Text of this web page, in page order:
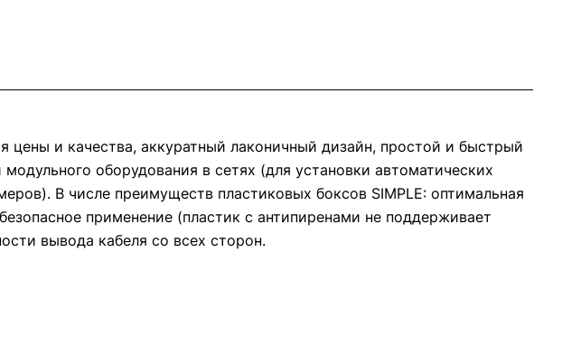
цены и качества, аккуратный лаконичный дизайн, простой и быстрый
оборудования в сетях (для установки автоматических
В числе преимуществ пластиковых боксов SIMPLE: оптимальная
применение (пластик с антипиренами не поддерживает
вывода кабеля со всех сторон.